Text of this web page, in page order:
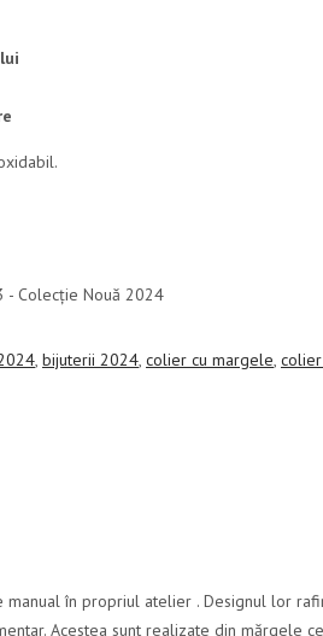
- Colecție Nouă 2024
, bijuterii 2024, colier cu margele,
manual în propriul atelier . Designul lor
Acestea sunt realizate din mărgele